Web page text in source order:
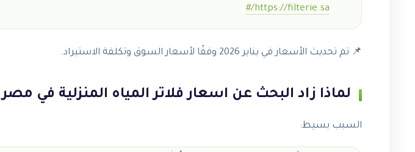
https://filterie.sa/#
📌 تم تحديث الأسعار في يناير 2026 وفقًا لأسعار السوق وتكلفة الاستيراد.
لماذا زاد البحث عن اسعار فلاتر المياه المنزلية في مصر 2026؟
السبب بسيط: